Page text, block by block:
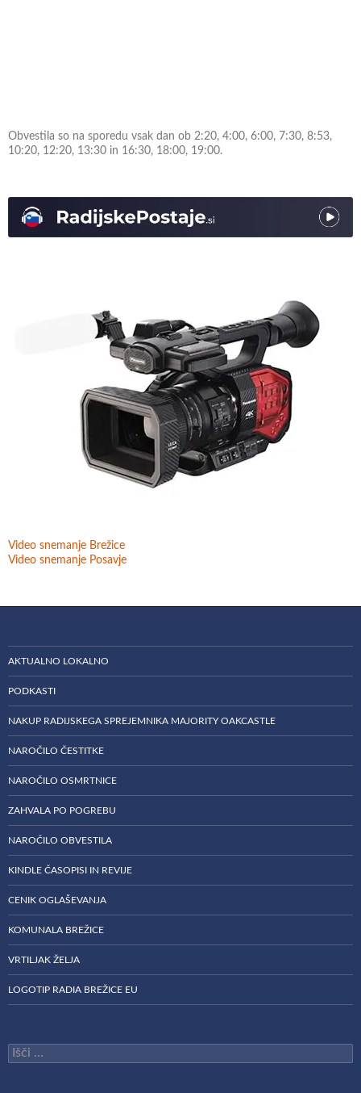
Obvestila so na sporedu vsak dan ob 2:20, 4:00, 6:00, 7:30, 8:53,
10:20, 12:20, 13:30 in 16:30, 18:00, 19:00.
Video snemanje Brežice
Video snemanje Posavje
AKTUALNO LOKALNO
PODKASTI
NAKUP RADIJSKEGA SPREJEMNIKA MAJORITY OAKCASTLE
NAROČILO ČESTITKE
NAROČILO OSMRTNICE
ZAHVALA PO POGREBU
NAROČILO OBVESTILA
KINDLE ČASOPISI IN REVIJE
CENIK OGLAŠEVANJA
KOMUNALA BREŽICE
VRTILJAK ŽELJA
LOGOTIP RADIA BREŽICE EU
Išči: